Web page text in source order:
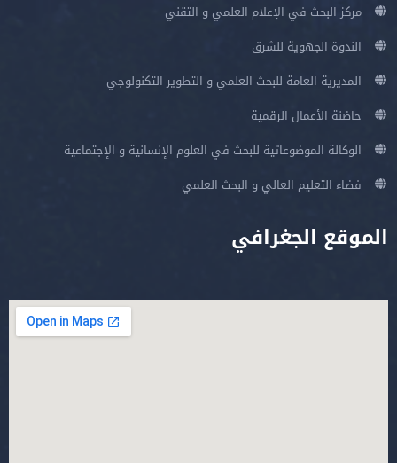
مركز البحث في الإعلام العلمي و التقني
الندوة الجهوية للشرق
المديرية العامة للبحث العلمي و التطوير التكنولوجي
حاضنة الأعمال الرقمية
الوكالة الموضوعاتية للبحث في العلوم الإنسانية و الإجتماعية
فضاء التعليم العالي و البحث العلمي
الموقع الجغرافي